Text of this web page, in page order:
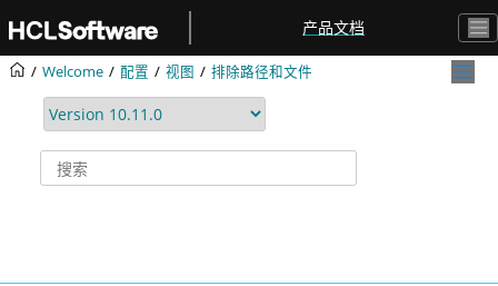
产品文档
Welcome 配置 视图 排除路径和文件